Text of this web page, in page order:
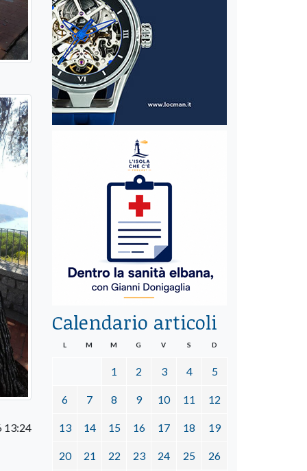
13:24
Calendario articoli
L M M G V S D
1 2 3 4 5
6 7 8 9 10 11 12
13 14 15 16 17 18 19
20 21 22 23 24 25 26